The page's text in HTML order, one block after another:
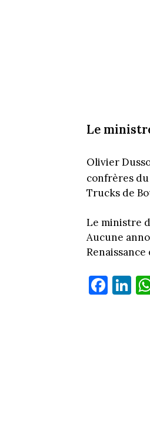
Le
Olivier
confrères du
Trucks de
Le ministre
Aucune
Fa
ce
Li
nk